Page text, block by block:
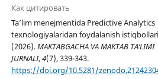
Как цитировать
Ta’lim menejmentida Predictive Analytics
texnologiyalaridan foydalanish
(2026).MAKTABGACHA VA MAKTAB TA’LIMI
JURNALI,4(7), 339-343.
https://doi.org/10.5281/